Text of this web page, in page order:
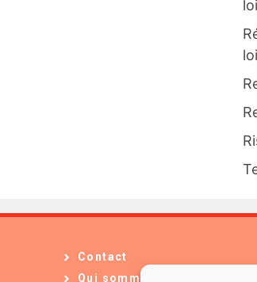
Contact
Qui sommes-nous ?